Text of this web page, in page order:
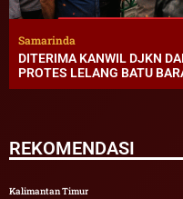
Samarinda
DITERIMA KANWIL DJKN
PROTES LELANG BATU
REKOMENDASI
Kalimantan Timur